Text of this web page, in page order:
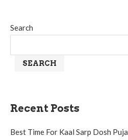
Search
SEARCH
Recent Posts
Best Time For Kaal Sarp Dosh Puja